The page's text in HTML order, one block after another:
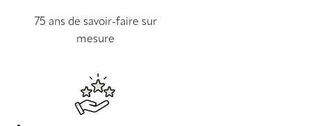
75 ans de savoir-faire sur
mesure